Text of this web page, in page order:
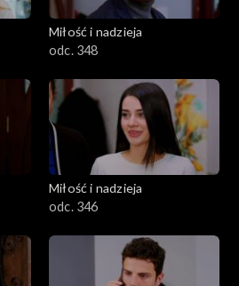
Miłość i nadzieja
odc. 348
Miłość i nadzieja
odc. 346